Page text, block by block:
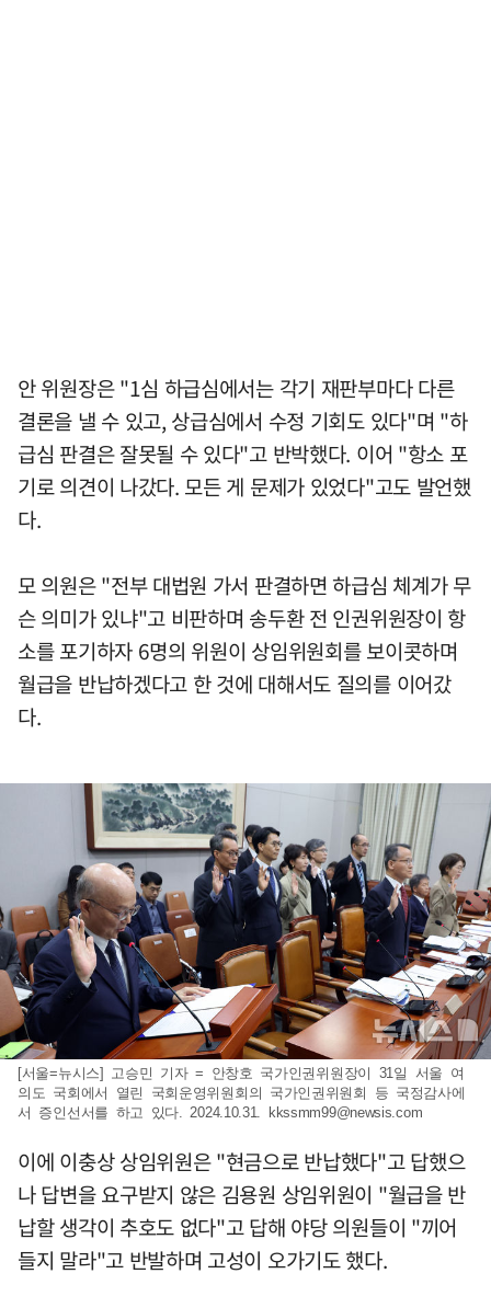
안 위원장은 "1심 하급심에서는 각기 재판부마다 다른
결론을 낼 수 있고, 상급심에서 수정 기회도 있다"며 "하
급심 판결은 잘못될 수 있다"고 반박했다. 이어 "항소 포
기로 의견이 나갔다. 모든 게 문제가 있었다"고도 발언했
다.
모 의원은 "전부 대법원 가서 판결하면 하급심 체계가 무
슨 의미가 있냐"고 비판하며 송두환 전 인권위원장이 항
소를 포기하자 6명의 위원이 상임위원회를 보이콧하며
월급을 반납하겠다고 한 것에 대해서도 질의를 이어갔
다.
[서울=뉴시스] 고승민 기자 = 안창호 국가인권위원장이 31일 서울 여
의도 국회에서 열린 국회운영위원회의 국가인권위원회 등 국정감사에
서 증인선서를 하고 있다. 2024.10.31. kkssmm99@newsis.com
이에 이충상 상임위원은 "현금으로 반납했다"고 답했으
나 답변을 요구받지 않은 김용원 상임위원이 "월급을 반
납할 생각이 추호도 없다"고 답해 야당 의원들이 "끼어
들지 말라"고 반발하며 고성이 오가기도 했다.